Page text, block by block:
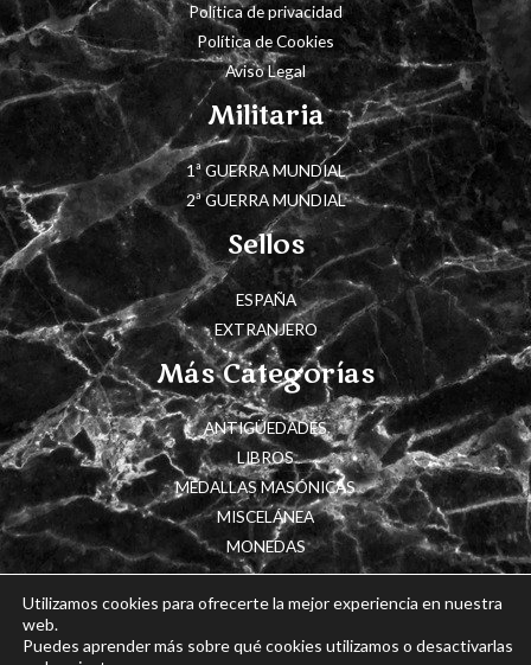
Política de privacidad
Política de Cookies
Aviso Legal
Militaria
1ª GUERRA MUNDIAL
2ª GUERRA MUNDIAL
Sellos
ESPAÑA
EXTRANJERO
Más Categorías
ANTIGÜEDADES
LIBROS
MEDALLAS MASÓNICAS
MISCELÁNEA
MONEDAS
Utilizamos cookies para ofrecerte la mejor experiencia en nuestra
web.
Puedes aprender más sobre qué cookies utilizamos o desactivarlas